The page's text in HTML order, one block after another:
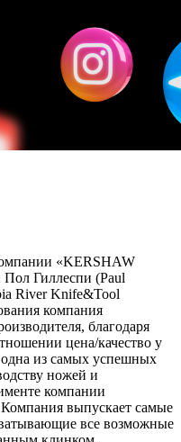
«KERSHAW
Гиллеспи (Paul
River Knife&Tool
компания
благодаря
цена/качество у
из самых успешных
ножей и
компании
выпускает самые
все возможные